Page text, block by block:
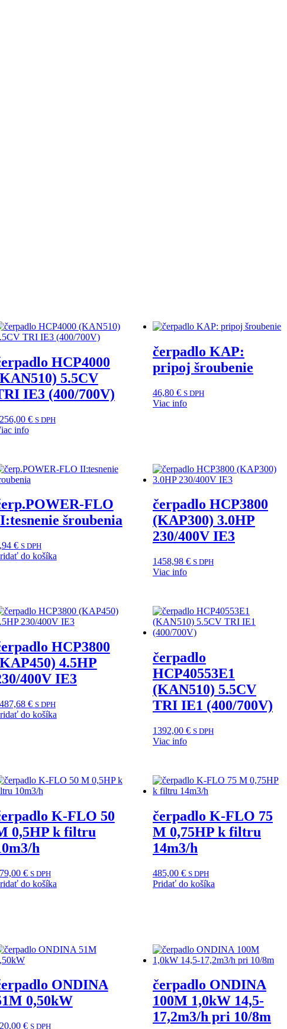
HCP4000
5.5CV
IE3 (400/700V)
€ S DPH
info
čerpadlo KAP:
pripoj šroubenie
46,80 € S DPH
Viac info
FLO
šroubenia
€ S DPH
do košíka
čerpadlo HCP3800
(KAP300) 3.0HP
230/400V IE3
1458,98 € S DPH
Viac info
HCP3800
4.5HP
400V IE3
€ S DPH
do košíka
čerpadlo
HCP40553E1
(KAN510) 5.5CV
TRI IE1 (400/700V)
1392,00 € S DPH
Viac info
K-FLO 50
0,5HP k filtru
h
€ S DPH
do košíka
čerpadlo K-FLO 75
M 0,75HP k filtru
14m3/h
485,00 € S DPH
Pridať do košíka
ONDINA
0,50kW
€ S DPH
čerpadlo ONDINA
100M 1,0kW 14,5-
17,2m3/h pri 10/8m